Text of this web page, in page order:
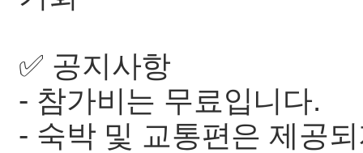
✅ 공지사항
- 참가비는 무료입니다.
- 숙박 및 교통편은 제공